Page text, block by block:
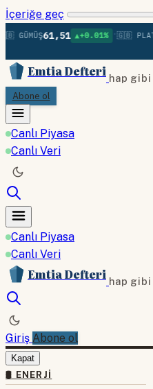
İçeriğe geç
61,51 ▲+0.01% •🇬🇧
Emtia Defteri hap gibi
Abone ol
Canlı Piyasa
Canlı Veri
Canlı Piyasa
Canlı Veri
Emtia Defteri hap gibi
Giriş Abone ol
Kapat
🛢 ENERJI